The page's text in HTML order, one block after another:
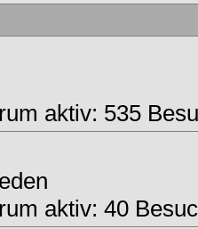
aktiv: 535
aktiv: 40